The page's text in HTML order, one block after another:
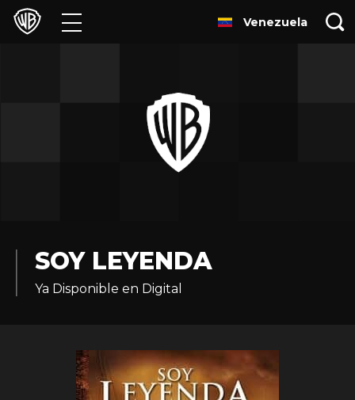
Películas
Juegos y Aplicaciones
Experiencias
Venezuela
SOY LEYENDA
Ya Disponible en Digital